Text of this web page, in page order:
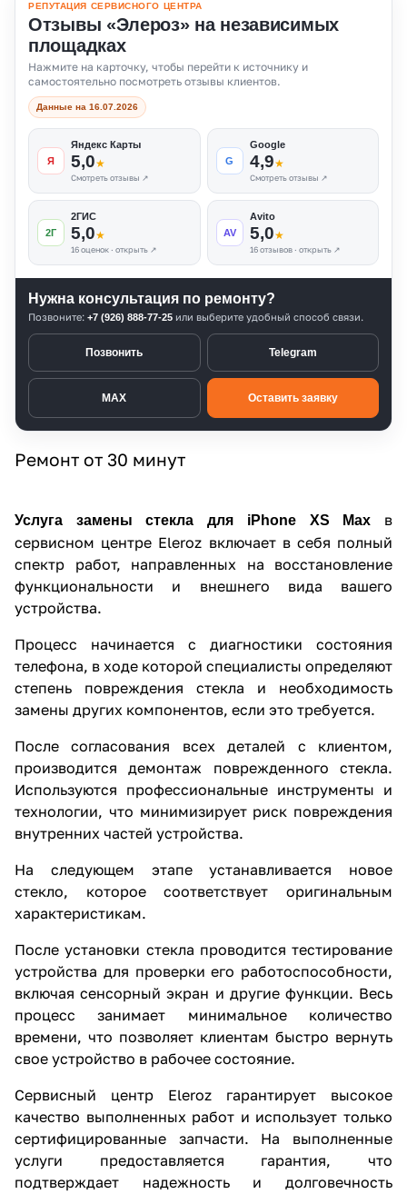
РЕПУТАЦИЯ СЕРВИСНОГО ЦЕНТРА
Отзывы «Элероз» на независимых
площадках
Нажмите на карточку, чтобы перейти к источнику и
самостоятельно посмотреть отзывы клиентов.
Данные на 16.07.2026
Я
Яндекс Карты
5,0★
Смотреть отзывы ↗
G
Google
4,9★
Смотреть отзывы ↗
2Г
2ГИС
5,0★
16 оценок · открыть ↗
AV
Avito
5,0★
16 отзывов · открыть ↗
Нужна консультация по ремонту?
Позвоните: +7 (926) 888-77-25 или выберите удобный способ связи.
Позвонить Telegram
MAX Оставить заявку
Ремонт от 30 минут
Услуга замены стекла для iPhone XS Max
в
сервисном центре Eleroz включает в себя полный
спектр работ, направленных на восстановление
функциональности и внешнего вида вашего
устройства.
Процесс начинается с диагностики состояния
телефона, в ходе которой специалисты определяют
степень повреждения стекла и необходимость
замены других компонентов, если это требуется.
После согласования всех деталей с клиентом,
производится демонтаж поврежденного стекла.
Используются профессиональные инструменты и
технологии, что минимизирует риск повреждения
внутренних частей устройства.
На следующем этапе устанавливается новое
стекло, которое соответствует оригинальным
характеристикам.
После установки стекла проводится тестирование
устройства для проверки его работоспособности,
включая сенсорный экран и другие функции. Весь
процесс занимает минимальное количество
времени, что позволяет клиентам быстро вернуть
свое устройство в рабочее состояние.
Сервисный центр Eleroz гарантирует высокое
качество выполненных работ и использует только
сертифицированные запчасти. На выполненные
услуги предоставляется гарантия, что
подтверждает надежность и долговечность